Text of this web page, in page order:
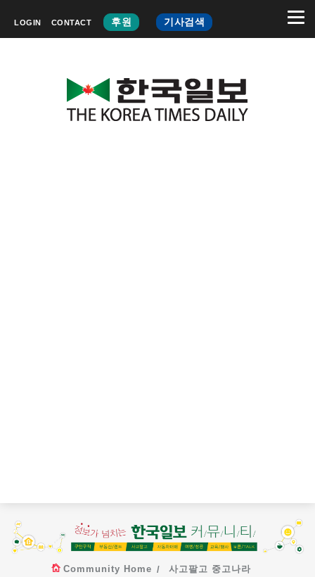
LOGIN CONTACT 후원 기사검색
Community Home 사고팔고 중고나라